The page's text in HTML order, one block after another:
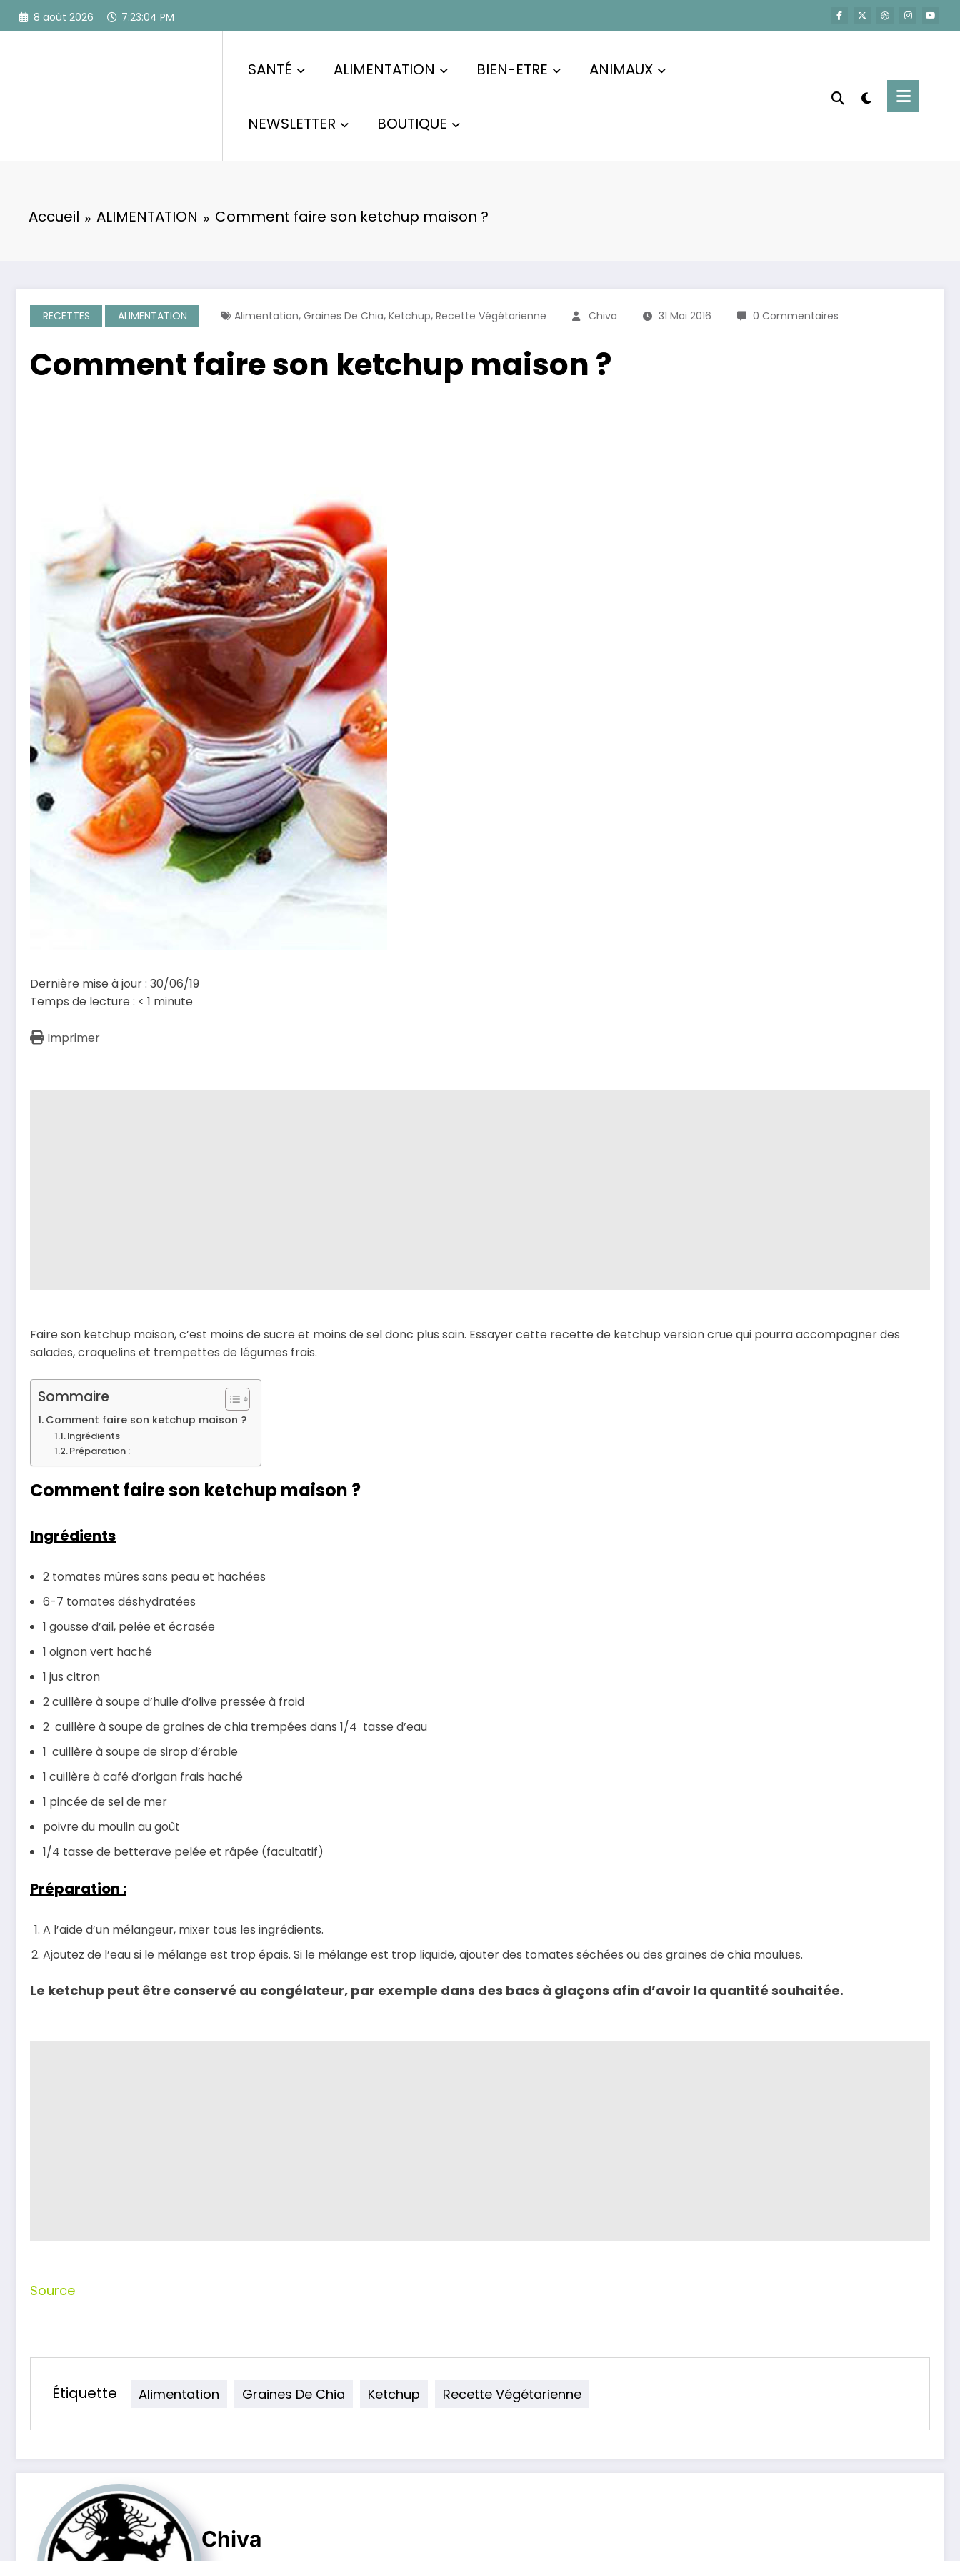
Aller
8 août 2026 7:23:05 PM
SANTÉ ALIMENTATION BIEN-ETRE ANIMAUX
NEWSLETTER BOUTIQUE
Accueil ALIMENTATION Comment faire son ketchup maison ?
RECETTES ALIMENTATION Alimentation, Graines De Chia, Ketchup, Recette Végétarienne Chiva 31 Mai 2016 0 Commentaires
Comment faire son ketchup maison ?
Dernière mise à jour : 30/06/19
Temps de lecture : < 1 minute
Imprimer
Faire son ketchup maison, c’est moins de sucre et moins de sel donc plus sain. Essayer cette recette de ketchup version crue qui pourra accompagner des
salades, craquelins et trempettes de légumes frais.
Sommaire
Comment faire son ketchup maison ?
Ingrédients
Préparation :
Comment faire son ketchup maison ?
Ingrédients
2 tomates mûres sans peau et hachées
6-7 tomates déshydratées
1 gousse d’ail, pelée et écrasée
1 oignon vert haché
1 jus citron
2 cuillère à soupe d’huile d’olive pressée à froid
2 cuillère à soupe de graines de chia trempées dans 1/4 tasse d’eau
1 cuillère à soupe de sirop d’érable
1 cuillère à café d’origan frais haché
1 pincée de sel de mer
poivre du moulin au goût
1/4 tasse de betterave pelée et râpée (facultatif)
Préparation :
A l’aide d’un mélangeur, mixer tous les ingrédients.
Ajoutez de l’eau si le mélange est trop épais. Si le mélange est trop liquide, ajouter des tomates séchées ou des graines de chia moulues.
Le ketchup peut être conservé au congélateur, par exemple dans des bacs à glaçons afin d’avoir la quantité souhaitée.
Source
Étiquette Alimentation Graines De Chia Ketchup Recette Végétarienne
Chiva